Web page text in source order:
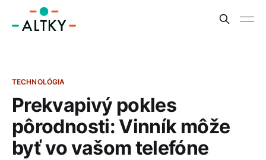
TECHNOLÓGIA
Prekvapivý pokles
pôrodnosti: Vinník môže
byť vo vašom telefóne